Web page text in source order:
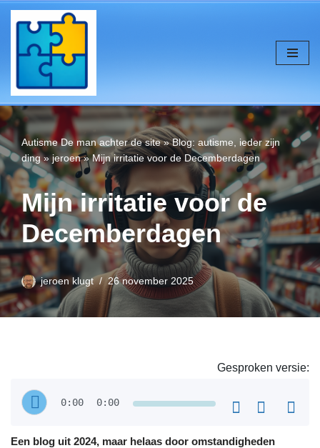
de
inhoud
naar
inhoud
AutismeDe man achter de site»Blog: autisme, ieder zijn
ding»jeroen»Mijn irritatie voor de Decemberdagen
Mijn irritatie voor de
Decemberdagen
jeroen klugt 26 november 2025
Gesproken versie:
0:00 0:00
Een blog uit 2024, maar helaas door omstandigheden